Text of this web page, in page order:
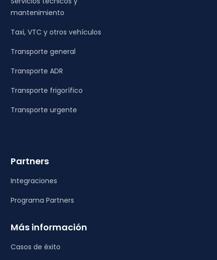
mantenimiento
Taxi, VTC y otros vehículos
Transporte general
Transporte ADR
Transporte frigorífico
Transporte urgente
Partners
Integraciones
Programa Partners
Más información
Casos de éxito